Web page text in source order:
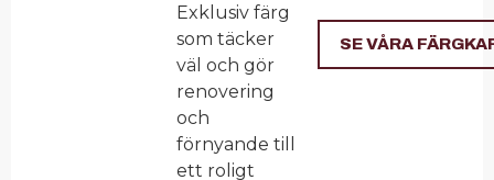
Exklusiv färg
som täcker
väl och gör
renovering
och
förnyande till
ett roligt
SE VÅRA